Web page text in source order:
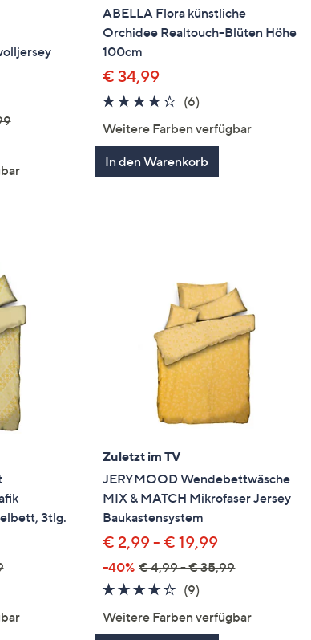
ABELLA Flora künstliche
Orchidee Realtouch-Blüten Höhe
100cm
€ 34,99
4.2
(6)
Weitere Farben verfügbar
In den Warenkorb
3tlg.
Zuletzt im TV
JERYMOOD Wendebettwäsche
MIX & MATCH Mikrofaser Jersey
Baukastensystem
€ 2,99 - € 19,99
--40% € 4,99 - € 35,99
4.0
5
(9)
Weitere Farben verfügbar